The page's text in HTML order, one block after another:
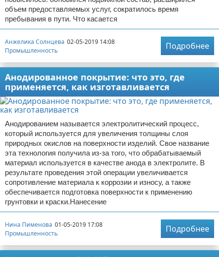
объем предоставляемых услуг, сократилось время
пребывания в пути. Что касается
Анжелика Солнцева 02-05-2019 14:08
Промышленность
Подробнее
Анодированное покрытие: что это, где
применяется, как изготавливается
Анодированием называется электролитический процесс,
который используется для увеличения толщины слоя
природных окислов на поверхности изделий. Свое название
эта технология получила из-за того, что обрабатываемый
материал используется в качестве анода в электролите. В
результате проведения этой операции увеличивается
сопротивление материала к коррозии и износу, а также
обеспечивается подготовка поверхности к применению
грунтовки и краски.Нанесение
Нина Пименова 01-05-2019 17:08
Промышленность
Подробнее